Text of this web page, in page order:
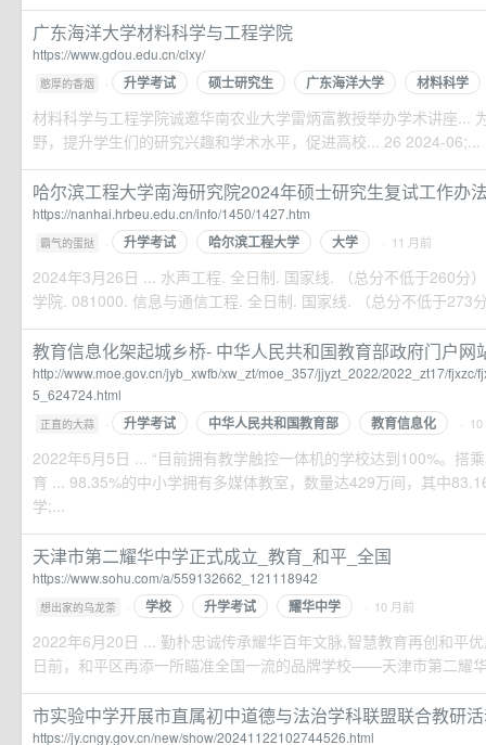
广东海洋大学材料科学与工程学院
https://www.gdou.edu.cn/clxy/
憨厚的香烟 · 升学考试 硕士研究生 广东海洋大学 材料科学
材料科学与工程学院诚邀华南农业大学雷炳富教授举办学术讲座...
野，提升学生们的研究兴趣和学术水平，促进高校... 26 2024-06;...
哈尔滨工程大学南海研究院2024年硕士研究生复试工作办
https://nanhai.hrbeu.edu.cn/info/1450/1427.htm
霸气的蛋挞 · 升学考试 哈尔滨工程大学 大学 · 11 月前
2024年3月26日 ... 水声工程. 全日制. 国家线. （总分不低于260分
学院. 081000. 信息与通信工程. 全日制. 国家线. （总分不低于273
教育信息化架起城乡桥- 中华人民共和国教育部政府门户网
http://www.moe.gov.cn/jyb_xwfb/xw_zt/moe_357/jjyzt_2022/2022_zt17/
5_624724.html
正直的大蒜 · 升学考试 中华人民共和国教育部 教育信息化 ·
2022年5月5日 ... “目前拥有教学触控一体机的学校达到100%。搭
育 ... 98.35%的中小学拥有多媒体教室，数量达429万间，其中
学;...
天津市第二耀华中学正式成立_教育_和平_全国
https://www.sohu.com/a/559132662_121118942
想出家的乌龙茶 · 学校 升学考试 耀华中学 · 10 月前
2022年6月20日 ... 勤朴忠诚传承耀华百年文脉,智慧教育再创和平
日前，和平区再添一所瞄准全国一流的品牌学校——天津市第二耀
市实验中学开展市直属初中道德与法治学科联盟联合教研
https://jy.cngy.gov.cn/new/show/20241122102744526.html